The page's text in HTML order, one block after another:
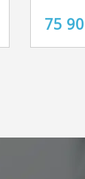
75